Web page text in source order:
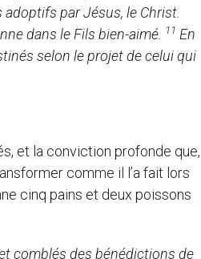
par Jésus, le Christ.
dans le Fils bien-aimé. 11 En
selon le projet de celui qui
et la conviction profonde que,
comme il l’a fait lors
cinq pains et deux poissons
comblés des bénédictions de